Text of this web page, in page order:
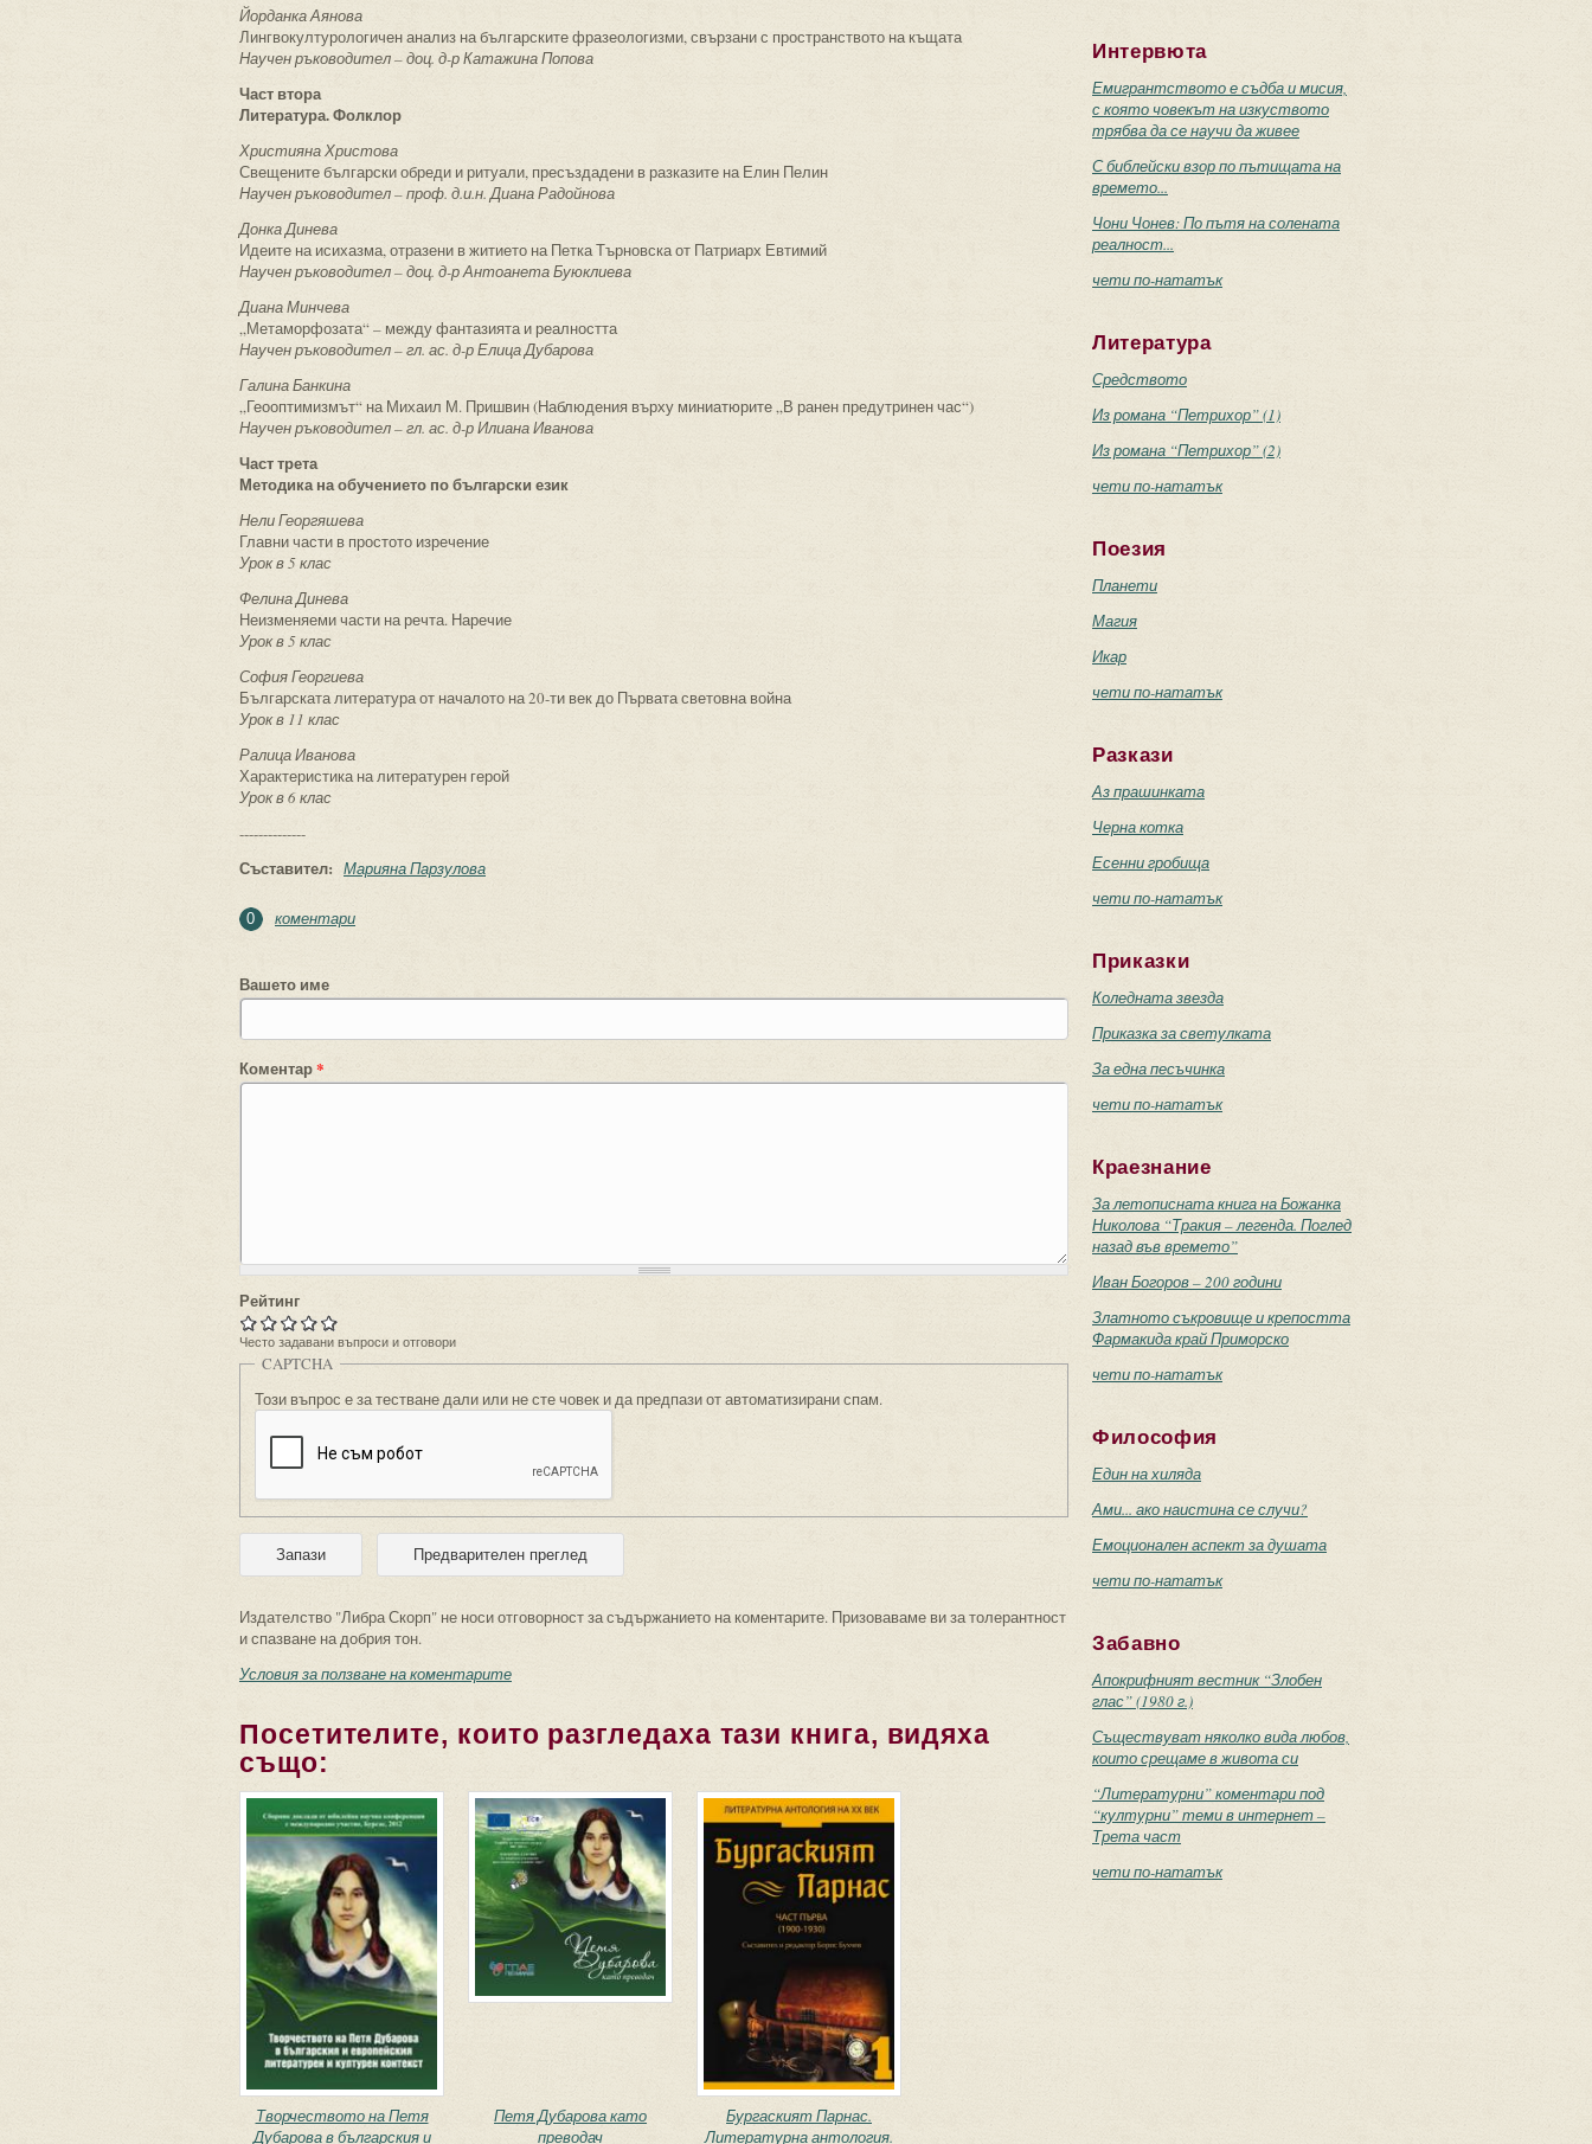
Йорданка Аянова
Лингвокултурологичен анализ на българските фразеологизми, свързани с пространството на къщата
Научен ръководител – доц. д-р Катажина Попова
Част втора
Литература. Фолклор
Християна Христова
Свещените български обреди и ритуали, пресъздадени в разказите на Елин Пелин
Научен ръководител – проф. д.и.н. Диана Радойнова
Донка Динева
Идеите на исихазма, отразени в житието на Петка Търновска от Патриарх Евтимий
Научен ръководител – доц. д-р Антоанета Буюклиева
Диана Минчева
„Метаморфозата“ – между фантазията и реалността
Научен ръководител – гл. ас. д-р Елица Дубарова
Галина Банкина
„Геооптимизмът“ на Михаил М. Пришвин (Наблюдения върху миниатюрите „В ранен предутринен час“)
Научен ръководител – гл. ас. д-р Илиана Иванова
Част трета
Методика на обучението по български език
Нели Георгяшева
Главни части в простото изречение
Урок в 5 клас
Фелина Динева
Неизменяеми части на речта. Наречие
Урок в 5 клас
София Георгиева
Българската литература от началото на 20-ти век до Първата световна война
Урок в 11 клас
Ралица Иванова
Характеристика на литературен герой
Урок в 6 клас
--------------
Съставител: Марияна Парзулова
0 коментари
Вашето име
Коментар*
Рейтинг
Често задавани въпроси и отговори
CAPTCHA
Този въпрос е за тестване дали или не сте човек и да предпази от автоматизирани спам.
Издателство "Либра Скорп" не носи отговорност за съдържанието на коментарите. Призоваваме ви за толерантност
и спазване на добрия тон.
Условия за ползване на коментарите
Посетителите, които разгледаха тази книга, видяха
също:
Творчеството на Петя
Дубарова в българския и
Петя Дубарова като
преводач
Бургаският Парнас.
Литературна антология.
Интервюта
Емигрантството е съдба и мисия,
с която човекът на изкуството
трябва да се научи да живее
С библейски взор по пътищата на
времето...
Чони Чонев: По пътя на солената
реалност...
чети по-нататък
Литература
Средството
Из романа “Петрихор” (1)
Из романа “Петрихор” (2)
чети по-нататък
Поезия
Планети
Магия
Икар
чети по-нататък
Разкази
Аз прашинката
Черна котка
Есенни гробища
чети по-нататък
Приказки
Коледната звезда
Приказка за светулката
За една песъчинка
чети по-нататък
Краезнание
За летописната книга на Божанка
Николова “Тракия – легенда. Поглед
назад във времето”
Иван Богоров – 200 години
Златното съкровище и крепостта
Фармакида край Приморско
чети по-нататък
Философия
Един на хиляда
Ами... ако наистина се случи?
Емоционален аспект за душата
чети по-нататък
Забавно
Апокрифният вестник “Злобен
глас” (1980 г.)
Съществуват няколко вида любов,
които срещаме в живота си
“Литературни” коментари под
“културни” теми в интернет –
Трета част
чети по-нататък